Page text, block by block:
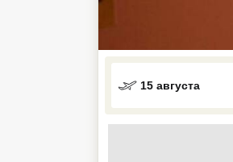
15 августа
Большой Сочи